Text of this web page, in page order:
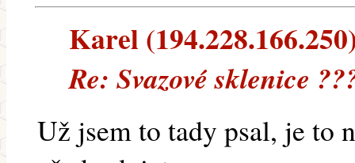
Karel
Re: Svazové sklenice
Už jsem to tady psal, je to